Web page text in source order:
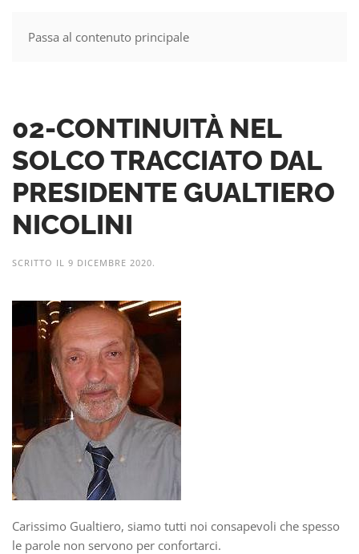
Passa al contenuto principale
MENU
02-CONTINUITÀ NEL
SOLCO TRACCIATO DAL
PRESIDENTE GUALTIERO
NICOLINI
SCRITTO IL 9 DICEMBRE 2020.
Carissimo Gualtiero, siamo tutti noi consapevoli che spesso
le parole non servono per confortarci.